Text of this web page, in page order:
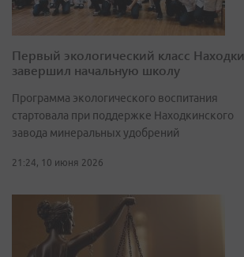
Первый экологический класс Находки
завершил начальную школу
Программа экологического воспитания
стартовала при поддержке Находкинского
завода минеральных удобрений
21:24, 10 июня 2026